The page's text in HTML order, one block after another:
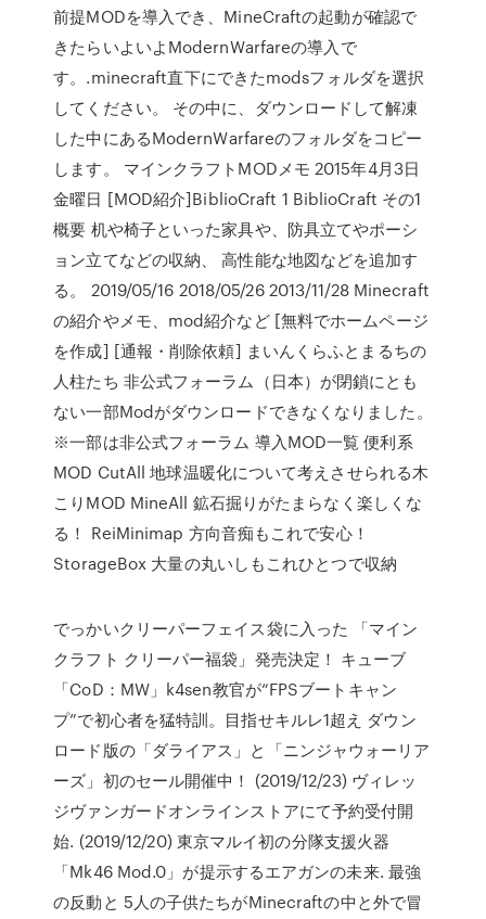
前提MODを導入でき、MineCraftの起動が確認で
きたらいよいよModernWarfareの導入で
す。.minecraft直下にできたmodsフォルダを選択
してください。 その中に、ダウンロードして解凍
した中にあるModernWarfareのフォルダをコピー
します。 マインクラフトMODメモ 2015年4月3日
金曜日 [MOD紹介]BiblioCraft 1 BiblioCraft その1
概要 机や椅子といった家具や、防具立てやポーシ
ョン立てなどの収納、 高性能な地図などを追加す
る。 2019/05/16 2018/05/26 2013/11/28 Minecraft
の紹介やメモ、mod紹介など [無料でホームページ
を作成] [通報・削除依頼] まいんくらふとまるちの
人柱たち 非公式フォーラム（日本）が閉鎖にとも
ない一部Modがダウンロードできなくなりました。
※一部は非公式フォーラム 導入MOD一覧 便利系
MOD CutAll 地球温暖化について考えさせられる木
こりMOD MineAll 鉱石掘りがたまらなく楽しくな
る！ ReiMinimap 方向音痴もこれで安心！
StorageBox 大量の丸いしもこれひとつで収納
でっかいクリーパーフェイス袋に入った 「マイン
クラフト クリーパー福袋」発売決定！ キューブ
「CoD：MW」k4sen教官が“FPSブートキャン
プ”で初心者を猛特訓。目指せキルレ1超え ダウン
ロード版の「ダライアス」と「ニンジャウォーリア
ーズ」初のセール開催中！ (2019/12/23) ヴィレッ
ジヴァンガードオンラインストアにて予約受付開
始. (2019/12/20) 東京マルイ初の分隊支援火器
「Mk46 Mod.0」が提示するエアガンの未来. 最強
の反動と 5人の子供たちがMinecraftの中と外で冒